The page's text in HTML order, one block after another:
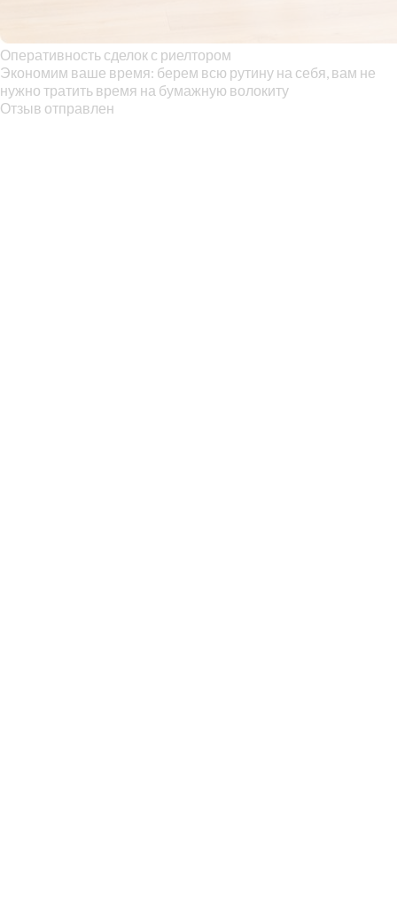
Оперативность сделок с риелтором
Экономим ваше время: берем всю рутину на себя, вам не
нужно тратить время на бумажную волокиту
Отзыв отправлен